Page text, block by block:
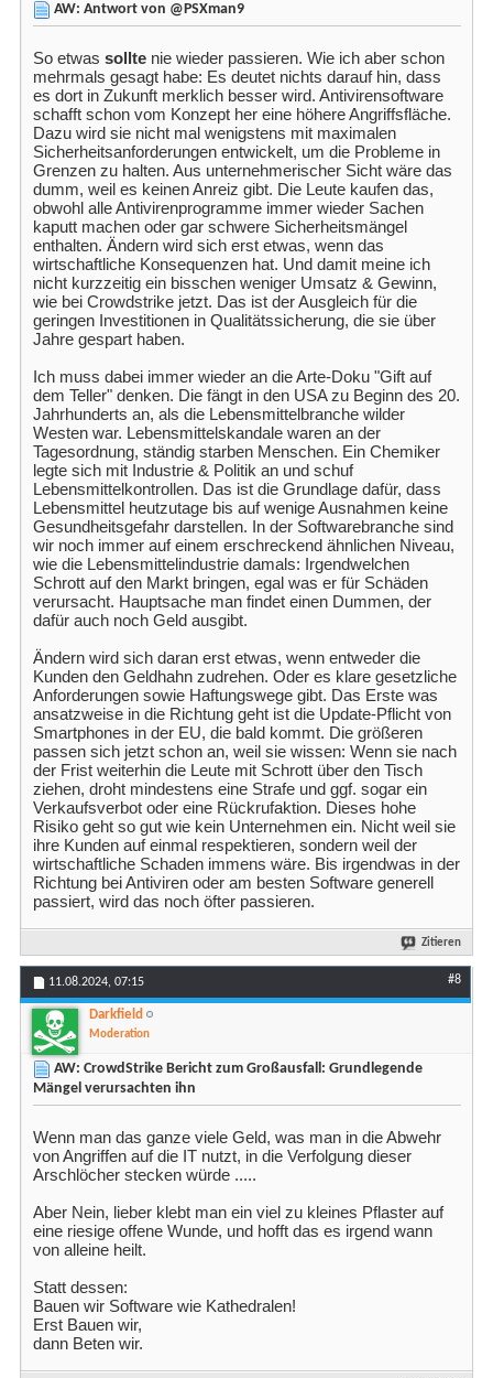
AW: Antwort von @PSXman9
So etwas sollte nie wieder passieren. Wie ich aber schon
mehrmals gesagt habe: Es deutet nichts darauf hin, dass
es dort in Zukunft merklich besser wird. Antivirensoftware
schafft schon vom Konzept her eine höhere Angriffsfläche.
Dazu wird sie nicht mal wenigstens mit maximalen
Sicherheitsanforderungen entwickelt, um die Probleme in
Grenzen zu halten. Aus unternehmerischer Sicht wäre das
dumm, weil es keinen Anreiz gibt. Die Leute kaufen das,
obwohl alle Antivirenprogramme immer wieder Sachen
kaputt machen oder gar schwere Sicherheitsmängel
enthalten. Ändern wird sich erst etwas, wenn das
wirtschaftliche Konsequenzen hat. Und damit meine ich
nicht kurzzeitig ein bisschen weniger Umsatz & Gewinn,
wie bei Crowdstrike jetzt. Das ist der Ausgleich für die
geringen Investitionen in Qualitätssicherung, die sie über
Jahre gespart haben.
Ich muss dabei immer wieder an die Arte-Doku "Gift auf
dem Teller" denken. Die fängt in den USA zu Beginn des 20.
Jahrhunderts an, als die Lebensmittelbranche wilder
Westen war. Lebensmittelskandale waren an der
Tagesordnung, ständig starben Menschen. Ein Chemiker
legte sich mit Industrie & Politik an und schuf
Lebensmittelkontrollen. Das ist die Grundlage dafür, dass
Lebensmittel heutzutage bis auf wenige Ausnahmen keine
Gesundheitsgefahr darstellen. In der Softwarebranche sind
wir noch immer auf einem erschreckend ähnlichen Niveau,
wie die Lebensmittelindustrie damals: Irgendwelchen
Schrott auf den Markt bringen, egal was er für Schäden
verursacht. Hauptsache man findet einen Dummen, der
dafür auch noch Geld ausgibt.
Ändern wird sich daran erst etwas, wenn entweder die
Kunden den Geldhahn zudrehen. Oder es klare gesetzliche
Anforderungen sowie Haftungswege gibt. Das Erste was
ansatzweise in die Richtung geht ist die Update-Pflicht von
Smartphones in der EU, die bald kommt. Die größeren
passen sich jetzt schon an, weil sie wissen: Wenn sie nach
der Frist weiterhin die Leute mit Schrott über den Tisch
ziehen, droht mindestens eine Strafe und ggf. sogar ein
Verkaufsverbot oder eine Rückrufaktion. Dieses hohe
Risiko geht so gut wie kein Unternehmen ein. Nicht weil sie
ihre Kunden auf einmal respektieren, sondern weil der
wirtschaftliche Schaden immens wäre. Bis irgendwas in der
Richtung bei Antiviren oder am besten Software generell
passiert, wird das noch öfter passieren.
Zitieren
11.08.2024, 07:15 #8
Darkfield
Moderation
AW: CrowdStrike Bericht zum Großausfall: Grundlegende
Mängel verursachten ihn
Wenn man das ganze viele Geld, was man in die Abwehr
von Angriffen auf die IT nutzt, in die Verfolgung dieser
Arschlöcher stecken würde .....
Aber Nein, lieber klebt man ein viel zu kleines Pflaster auf
eine riesige offene Wunde, und hofft das es irgend wann
von alleine heilt.
Statt dessen:
Bauen wir Software wie Kathedralen!
Erst Bauen wir,
dann Beten wir.